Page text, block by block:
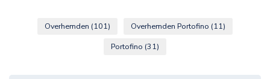
Overhemden (101) Overhemden Portofino (11)
Portofino (31)